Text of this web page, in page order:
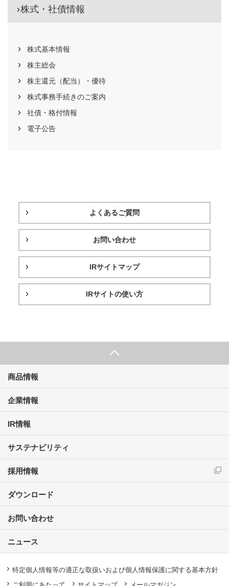
株式・社債情報
株式基本情報
株主総会
株主還元（配当）・優待
株式事務手続きのご案内
社債・格付情報
電子公告
よくあるご質問
お問い合わせ
IRサイトマップ
IRサイトの使い方
商品情報
企業情報
IR情報
サステナビリティ
採用情報
ダウンロード
お問い合わせ
ニュース
特定個人情報等の適正な取扱いおよび個人情報保護に関する基本方針